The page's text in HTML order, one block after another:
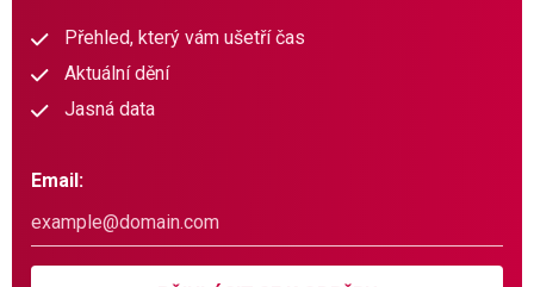
Přehled, který vám ušetří čas
Aktuální dění
Jasná data
Email: